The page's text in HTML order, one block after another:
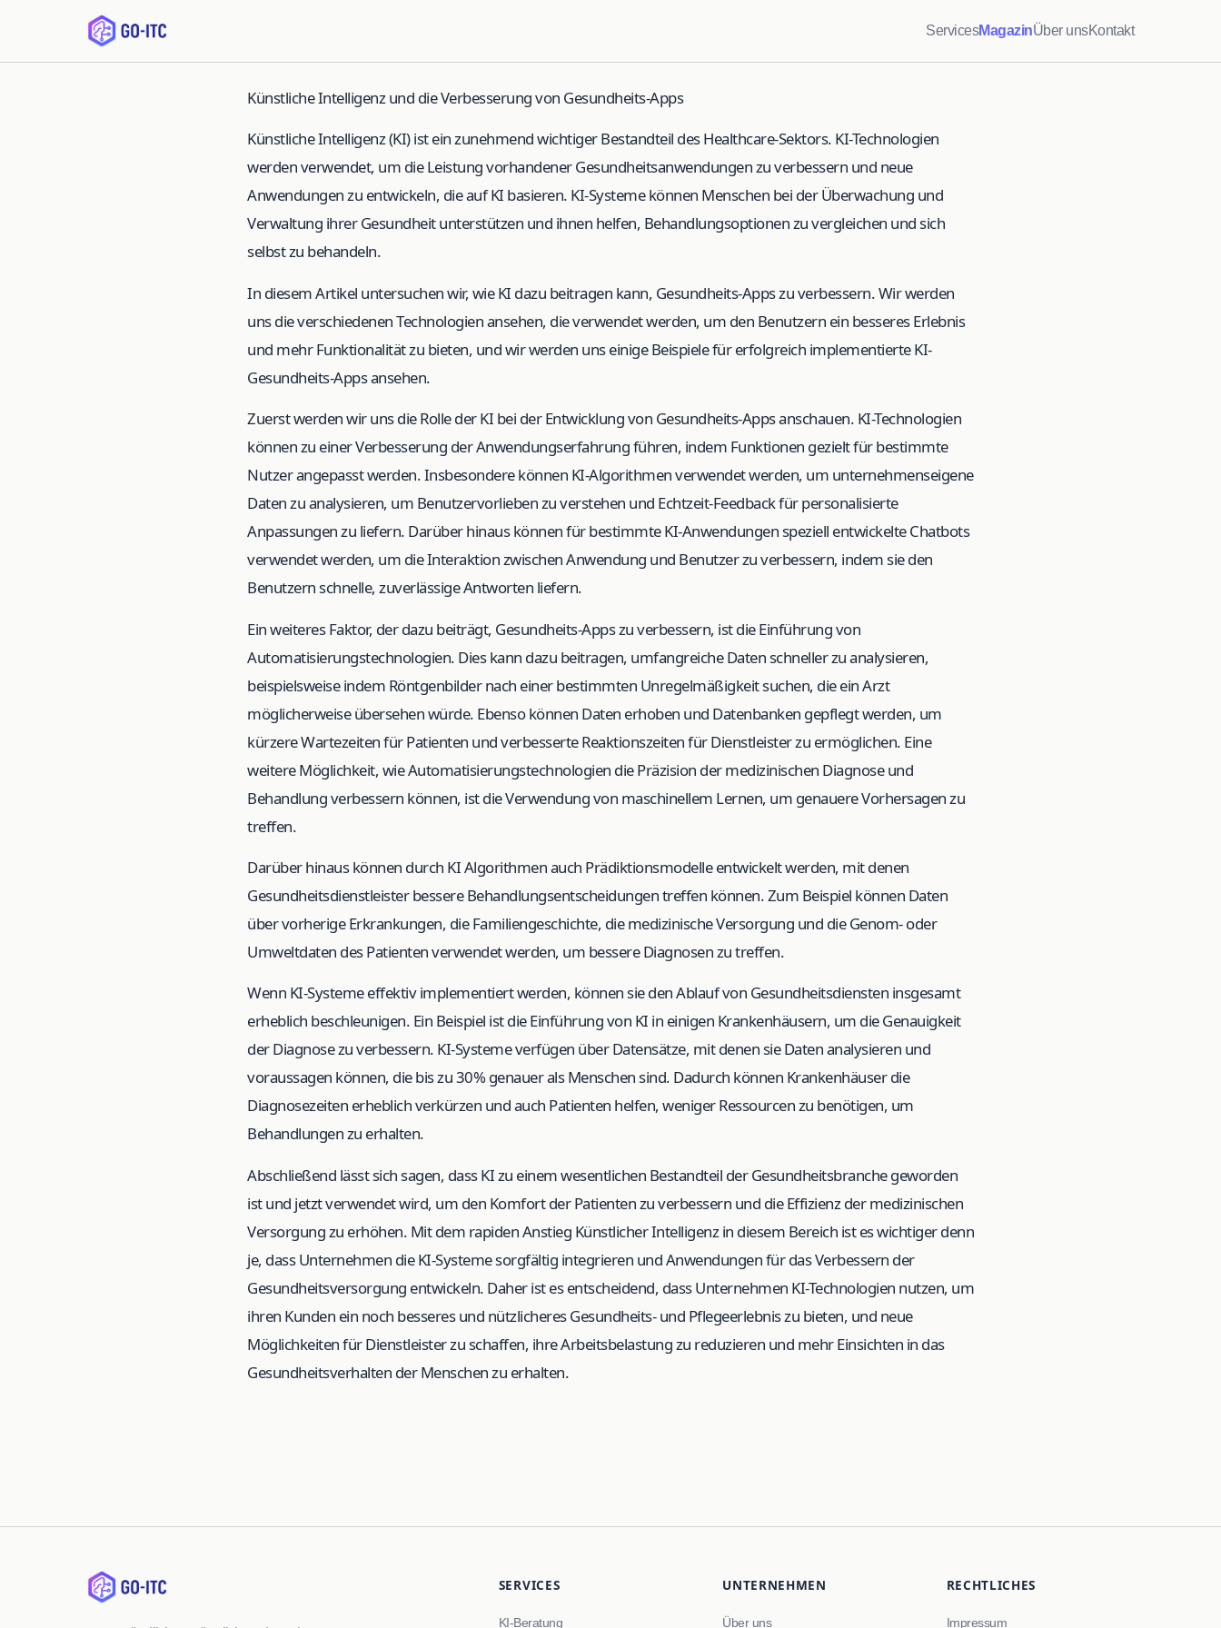
ServicesMagazinÜber unsKontakt
Künstliche Intelligenz und die Verbesserung von Gesundheits-Apps
Künstliche Intelligenz (KI) ist ein zunehmend wichtiger Bestandteil des Healthcare-Sektors. KI-Technologien
werden verwendet, um die Leistung vorhandener Gesundheitsanwendungen zu verbessern und neue
Anwendungen zu entwickeln, die auf KI basieren. KI-Systeme können Menschen bei der Überwachung und
Verwaltung ihrer Gesundheit unterstützen und ihnen helfen, Behandlungsoptionen zu vergleichen und sich
selbst zu behandeln.
In diesem Artikel untersuchen wir, wie KI dazu beitragen kann, Gesundheits-Apps zu verbessern. Wir werden
uns die verschiedenen Technologien ansehen, die verwendet werden, um den Benutzern ein besseres Erlebnis
und mehr Funktionalität zu bieten, und wir werden uns einige Beispiele für erfolgreich implementierte KI-
Gesundheits-Apps ansehen.
Zuerst werden wir uns die Rolle der KI bei der Entwicklung von Gesundheits-Apps anschauen. KI-Technologien
können zu einer Verbesserung der Anwendungserfahrung führen, indem Funktionen gezielt für bestimmte
Nutzer angepasst werden. Insbesondere können KI-Algorithmen verwendet werden, um unternehmenseigene
Daten zu analysieren, um Benutzervorlieben zu verstehen und Echtzeit-Feedback für personalisierte
Anpassungen zu liefern. Darüber hinaus können für bestimmte KI-Anwendungen speziell entwickelte Chatbots
verwendet werden, um die Interaktion zwischen Anwendung und Benutzer zu verbessern, indem sie den
Benutzern schnelle, zuverlässige Antworten liefern.
Ein weiteres Faktor, der dazu beiträgt, Gesundheits-Apps zu verbessern, ist die Einführung von
Automatisierungstechnologien. Dies kann dazu beitragen, umfangreiche Daten schneller zu analysieren,
beispielsweise indem Röntgenbilder nach einer bestimmten Unregelmäßigkeit suchen, die ein Arzt
möglicherweise übersehen würde. Ebenso können Daten erhoben und Datenbanken gepflegt werden, um
kürzere Wartezeiten für Patienten und verbesserte Reaktionszeiten für Dienstleister zu ermöglichen. Eine
weitere Möglichkeit, wie Automatisierungstechnologien die Präzision der medizinischen Diagnose und
Behandlung verbessern können, ist die Verwendung von maschinellem Lernen, um genauere Vorhersagen zu
treffen.
Darüber hinaus können durch KI Algorithmen auch Prädiktionsmodelle entwickelt werden, mit denen
Gesundheitsdienstleister bessere Behandlungsentscheidungen treffen können. Zum Beispiel können Daten
über vorherige Erkrankungen, die Familiengeschichte, die medizinische Versorgung und die Genom- oder
Umweltdaten des Patienten verwendet werden, um bessere Diagnosen zu treffen.
Wenn KI-Systeme effektiv implementiert werden, können sie den Ablauf von Gesundheitsdiensten insgesamt
erheblich beschleunigen. Ein Beispiel ist die Einführung von KI in einigen Krankenhäusern, um die Genauigkeit
der Diagnose zu verbessern. KI-Systeme verfügen über Datensätze, mit denen sie Daten analysieren und
voraussagen können, die bis zu 30% genauer als Menschen sind. Dadurch können Krankenhäuser die
Diagnosezeiten erheblich verkürzen und auch Patienten helfen, weniger Ressourcen zu benötigen, um
Behandlungen zu erhalten.
Abschließend lässt sich sagen, dass KI zu einem wesentlichen Bestandteil der Gesundheitsbranche geworden
ist und jetzt verwendet wird, um den Komfort der Patienten zu verbessern und die Effizienz der medizinischen
Versorgung zu erhöhen. Mit dem rapiden Anstieg Künstlicher Intelligenz in diesem Bereich ist es wichtiger denn
je, dass Unternehmen die KI-Systeme sorgfältig integrieren und Anwendungen für das Verbessern der
Gesundheitsversorgung entwickeln. Daher ist es entscheidend, dass Unternehmen KI-Technologien nutzen, um
ihren Kunden ein noch besseres und nützlicheres Gesundheits- und Pflegeerlebnis zu bieten, und neue
Möglichkeiten für Dienstleister zu schaffen, ihre Arbeitsbelastung zu reduzieren und mehr Einsichten in das
Gesundheitsverhalten der Menschen zu erhalten.
SERVICES
KI-Beratung
UNTERNEHMEN
Über uns
RECHTLICHES
Impressum